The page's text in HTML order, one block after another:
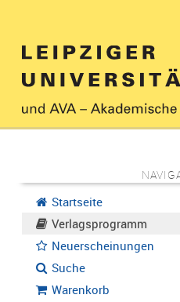
Startseite
Verlagsprogramm
Neuerscheinungen
Suche
Warenkorb